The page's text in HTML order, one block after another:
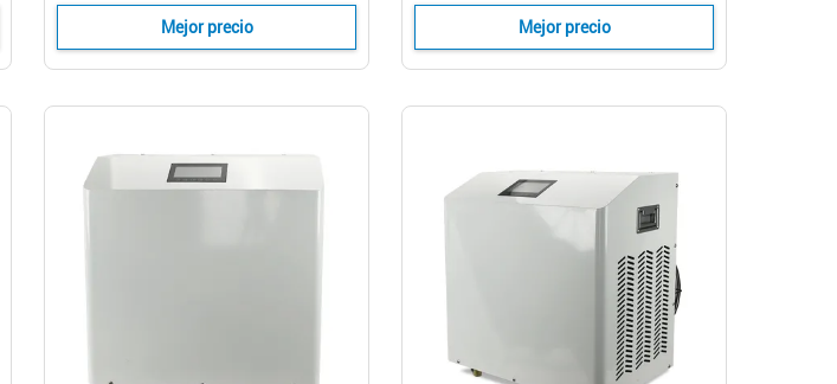
deportiva refrigerador de agua de
baño de hielo
Mejor precio Mejor precio